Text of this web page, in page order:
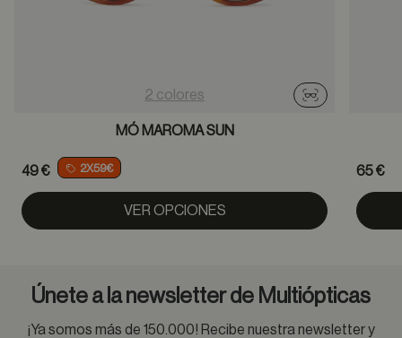
2 colores
Probador
MÓ MAROMA SUN
49 € 2X59€
VER OPCIONES
65 €
Únete a la newsletter de Multiópticas
¡Ya somos más de 150.000! Recibe nuestra newsletter y